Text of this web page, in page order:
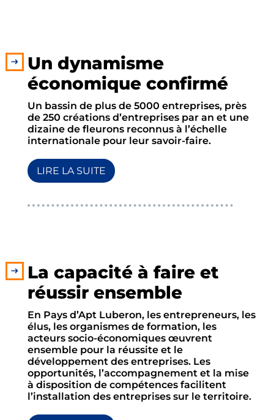
Un dynamisme
économique confirmé
Un bassin de plus de 5000 entreprises, près
de 250 créations d’entreprises par an et une
dizaine de fleurons reconnus à l’échelle
internationale pour leur savoir-faire.
LIRE LA SUITE
La capacité à faire et
réussir ensemble
En Pays d’Apt Luberon, les entrepreneurs, les
élus, les organismes de formation, les
acteurs socio-économiques œuvrent
ensemble pour la réussite et le
développement des entreprises. Les
opportunités, l’accompagnement et la mise
à disposition de compétences facilitent
l’installation des entreprises sur le territoire.